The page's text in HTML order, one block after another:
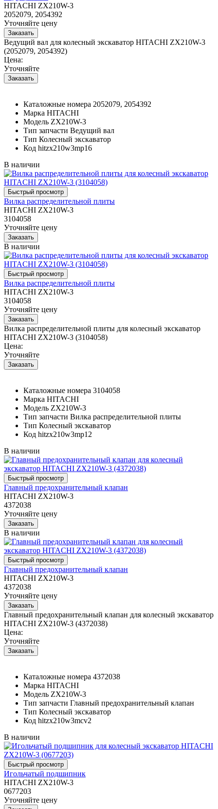
HITACHI ZX210W-3
2052079, 2054392
Уточняйте цену
Ведущий вал для колесный экскаватор HITACHI ZX210W-3
(2052079, 2054392)
Цена:
Уточняйте
Каталожные номера 2052079, 2054392
Марка HITACHI
Модель ZX210W-3
Тип запчасти Ведущий вал
Тип Колесный экскаватор
Код hitzx210w3mp16
В наличии
Вилка распределительной плиты
HITACHI ZX210W-3
3104058
Уточняйте цену
В наличии
Вилка распределительной плиты
HITACHI ZX210W-3
3104058
Уточняйте цену
Вилка распределительной плиты для колесный экскаватор
HITACHI ZX210W-3 (3104058)
Цена:
Уточняйте
Каталожные номера 3104058
Марка HITACHI
Модель ZX210W-3
Тип запчасти Вилка распределительной плиты
Тип Колесный экскаватор
Код hitzx210w3mp12
В наличии
Главный предохранительный клапан
HITACHI ZX210W-3
4372038
Уточняйте цену
В наличии
Главный предохранительный клапан
HITACHI ZX210W-3
4372038
Уточняйте цену
Главный предохранительный клапан для колесный экскаватор
HITACHI ZX210W-3 (4372038)
Цена:
Уточняйте
Каталожные номера 4372038
Марка HITACHI
Модель ZX210W-3
Тип запчасти Главный предохранительный клапан
Тип Колесный экскаватор
Код hitzx210w3mcv2
В наличии
Игольчатый подшипник
HITACHI ZX210W-3
0677203
Уточняйте цену